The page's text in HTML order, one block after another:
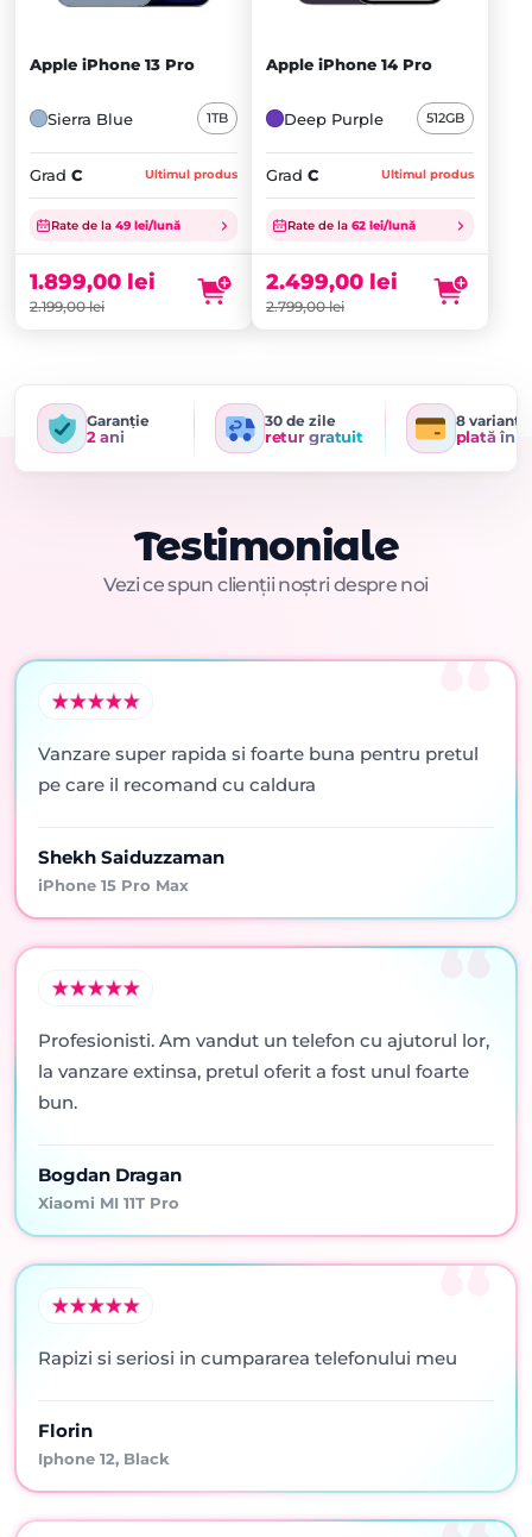
Apple iPhone 13 Pro
Sierra Blue 1TB
Grad C Ultimul produs
Rate de la 49 lei/lună
2.199,00lei
Prețul
inițial
fost:
2.199,00 lei.
1.899,00 lei
Prețul
este:
1.899,00 lei.
Apple iPhone 14 Pro
Deep Purple 512GB
Grad C Ultimul produs
Rate de la 62 lei/lună
2.799,00lei
Prețul
inițial
fost:
2.799,00 lei.
2.499,00 lei
Prețul
este:
2.499,00 lei.
Garanție
2 ani
30 de zile
retur gratuit
8 variante
plată în
Testimoniale
Vezi ce spun clienții noștri despre noi
Vanzare super rapida si foarte buna pentru pretul
pe care il recomand cu caldura
Shekh Saiduzzaman
iPhone 15 Pro Max
Profesionisti. Am vandut un telefon cu ajutorul lor,
la vanzare extinsa, pretul oferit a fost unul foarte
bun.
Bogdan Dragan
Xiaomi MI 11T Pro
Rapizi si seriosi in cumpararea telefonului meu
Florin
Iphone 12, Black